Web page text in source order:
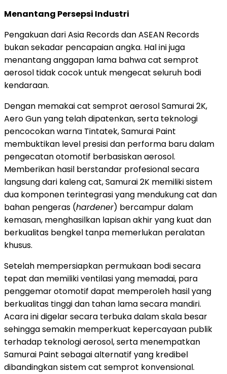
Menantang Persepsi Industri
Pengakuan dari Asia Records dan ASEAN Records
bukan sekadar pencapaian angka. Hal ini juga
menantang anggapan lama bahwa cat semprot
aerosol tidak cocok untuk mengecat seluruh bodi
kendaraan.
Dengan memakai cat semprot aerosol Samurai 2K,
Aero Gun yang telah dipatenkan, serta teknologi
pencocokan warna Tintatek, Samurai Paint
membuktikan level presisi dan performa baru dalam
pengecatan otomotif berbasiskan aerosol.
Memberikan hasil berstandar profesional secara
langsung dari kaleng cat, Samurai 2K memiliki sistem
dua komponen terintegrasi yang mendukung cat dan
bahan pengeras (hardener) bercampur dalam
kemasan, menghasilkan lapisan akhir yang kuat dan
berkualitas bengkel tanpa memerlukan peralatan
khusus.
Setelah mempersiapkan permukaan bodi secara
tepat dan memiliki ventilasi yang memadai, para
penggemar otomotif dapat memperoleh hasil yang
berkualitas tinggi dan tahan lama secara mandiri.
Acara ini digelar secara terbuka dalam skala besar
sehingga semakin memperkuat kepercayaan publik
terhadap teknologi aerosol, serta menempatkan
Samurai Paint sebagai alternatif yang kredibel
dibandingkan sistem cat semprot konvensional.